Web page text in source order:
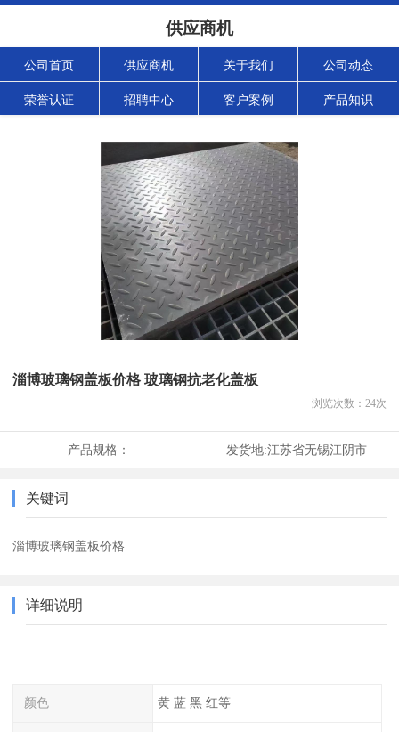
供应商机
公司首页 供应商机 关于我们 公司动态
荣誉认证 招聘中心 客户案例 产品知识
淄博玻璃钢盖板价格 玻璃钢抗老化盖板
浏览次数： 24次
产品规格： 发货地:江苏省无锡江阴市
关键词
淄博玻璃钢盖板价格
详细说明
颜色 黄 蓝 黑 红等